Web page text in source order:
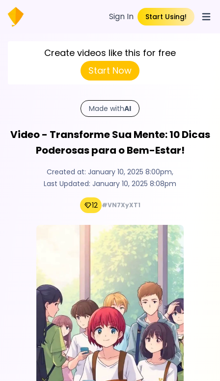
Sign In Start Using!
Create videos like this for free
Start Now
Made withAI
Video - Transforme Sua Mente: 10 Dicas
Poderosas para o Bem-Estar!
Created at: January 10, 2025 8:00pm,
Last Updated: January 10, 2025 8:08pm
12 #VN7XyXT1